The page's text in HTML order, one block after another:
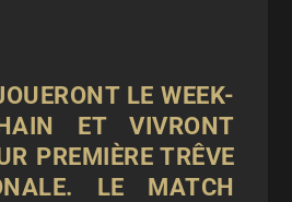
LE WEEK-
ET VIVRONT
PREMIÈRE TRÊVE
LE MATCH